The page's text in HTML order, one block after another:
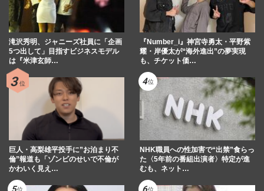
滝沢秀明、ジャニーズ社員に「企画
5つ出して」目指すビジネスモデル
は『米津玄師…
『Number_i』神宮寺勇太・平野紫
耀・岸優太が“海外進出”の夢実現
も、チケット価…
巨人・高梨雄平投手に”お泊まり不
倫”報道も「ゾンビのせいで不倫が
かわいく見え…
NHK職員への性加害で“出禁”食らっ
た〈5年前の番組出演者〉特定が進
むも、ネット…